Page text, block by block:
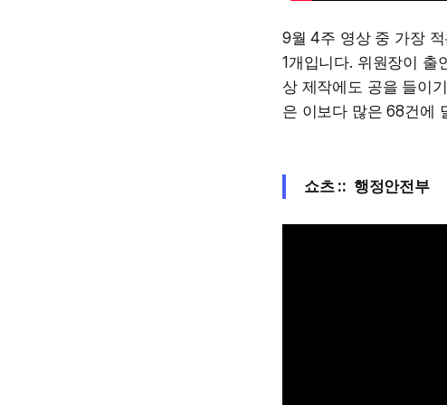
9월 4주 영상 중 가장
1개입니다. 위원장이 출
상 제작에도 공을 들이
은 이보다 많은 68건에
쇼츠 :: 행정안전부